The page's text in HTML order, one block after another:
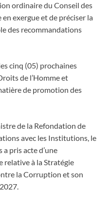
ordinaire du Conseil des
exergue et de préciser la
des recommandations
cinq (05) prochaines
de l’Homme et
de promotion des
de la Refondation de
avec les Institutions, le
pris acte d’une
relative à la Stratégie
la Corruption et son